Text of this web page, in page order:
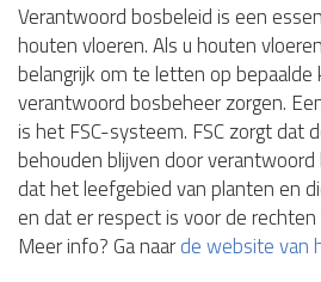
Verantwoord bosbeleid is een
houten vloeren. Als u houten
belangrijk om te letten op
verantwoord bosbeheer zorgen.
is het FSC-systeem. FSC zorgt dat
behouden blijven door
dat het leefgebied van planten en
en dat er respect is voor de
Meer info? Ga naarde website van